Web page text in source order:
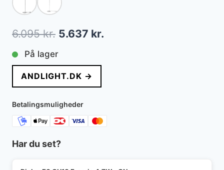
6.095kr. Den
oprindelige
pris
var:
6.095 kr..
5.637 kr.
På lager
ANDLIGHT.DK →
Betalingsmuligheder
Har du set?